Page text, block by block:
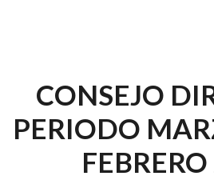
CONSEJO
PERIODO